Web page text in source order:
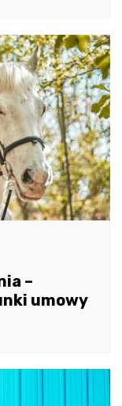
–
umowy